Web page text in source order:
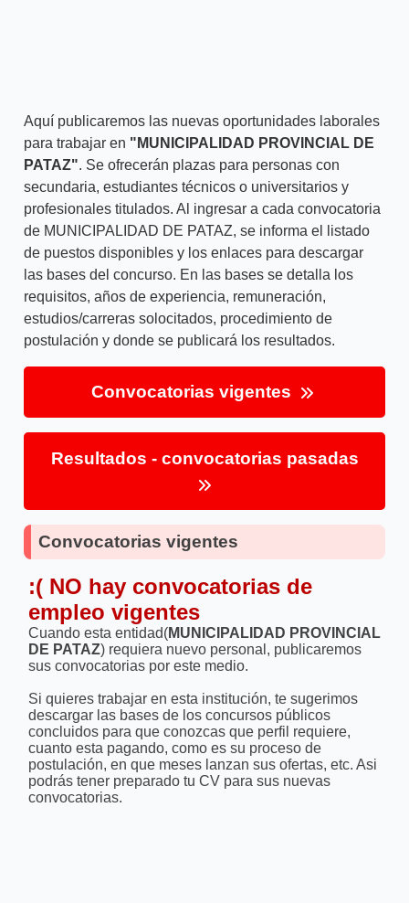
Aquí publicaremos las nuevas oportunidades laborales
para trabajar en "MUNICIPALIDAD PROVINCIAL DE
PATAZ". Se ofrecerán plazas para personas con
secundaria, estudiantes técnicos o universitarios y
profesionales titulados. Al ingresar a cada convocatoria
de MUNICIPALIDAD DE PATAZ, se informa el listado
de puestos disponibles y los enlaces para descargar
las bases del concurso. En las bases se detalla los
requisitos, años de experiencia, remuneración,
estudios/carreras solocitados, procedimiento de
postulación y donde se publicará los resultados.
Convocatorias vigentes
Resultados - convocatorias pasadas
Convocatorias vigentes
:( NO hay convocatorias de
empleo vigentes
Cuando esta entidad(MUNICIPALIDAD PROVINCIAL
DE PATAZ) requiera nuevo personal, publicaremos
sus convocatorias por este medio.
Si quieres trabajar en esta institución, te sugerimos
descargar las bases de los concursos públicos
concluidos para que conozcas que perfil requiere,
cuanto esta pagando, como es su proceso de
postulación, en que meses lanzan sus ofertas, etc. Asi
podrás tener preparado tu CV para sus nuevas
convocatorias.